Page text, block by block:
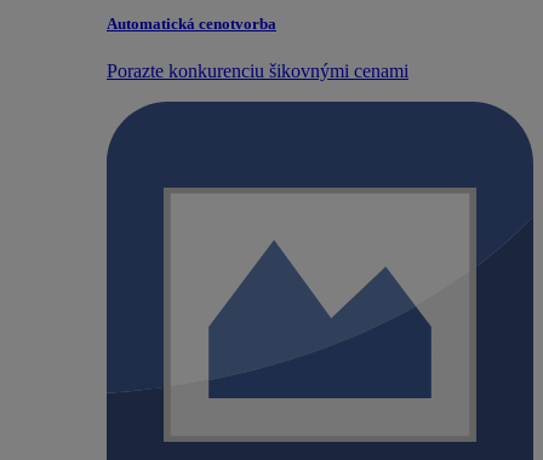
Automatická cenotvorba
Porazte konkurenciu šikovnými cenami